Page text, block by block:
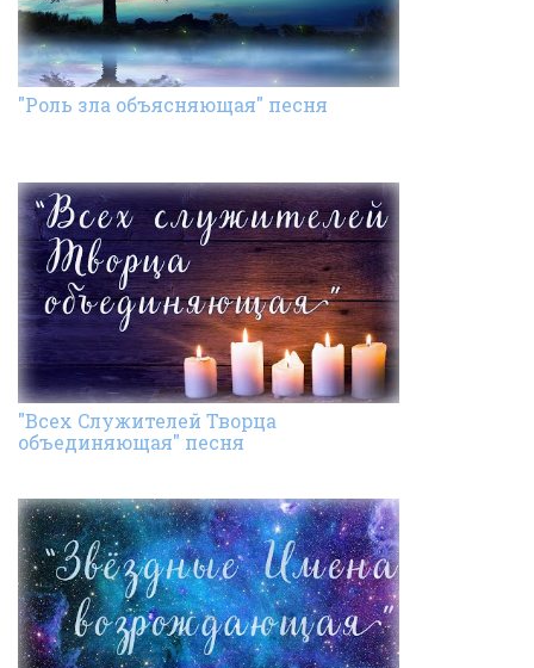
"Роль зла объясняющая" песня
"Всех Cлужителей Творца
объединяющая" песня